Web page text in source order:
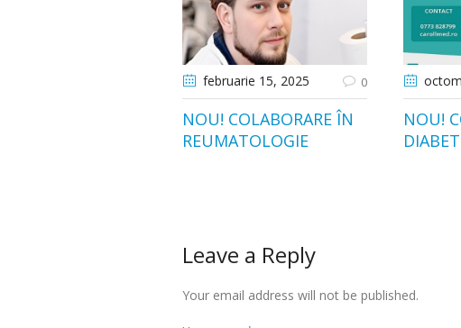
februarie 15, 2025 0
NOU! COLABORARE ÎN
REUMATOLOGIE
NOU!
Leave a Reply
Your email address will not be published.